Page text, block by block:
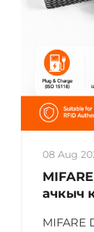
08 Aug
ачкыч
MIFARE